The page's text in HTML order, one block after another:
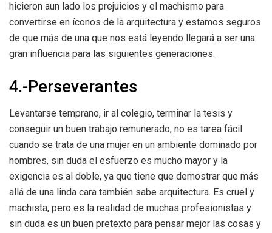
hicieron aun lado los prejuicios y el machismo para
convertirse en íconos de la arquitectura y estamos seguros
de que más de una que nos está leyendo llegará a ser una
gran influencia para las siguientes generaciones.
4.-Perseverantes
Levantarse temprano, ir al colegio, terminar la tesis y
conseguir un buen trabajo remunerado, no es tarea fácil
cuando se trata de una mujer en un ambiente dominado por
hombres, sin duda el esfuerzo es mucho mayor y la
exigencia es al doble, ya que tiene que demostrar que más
allá de una linda cara también sabe arquitectura. Es cruel y
machista, pero es la realidad de muchas profesionistas y
sin duda es un buen pretexto para pensar mejor las cosas y